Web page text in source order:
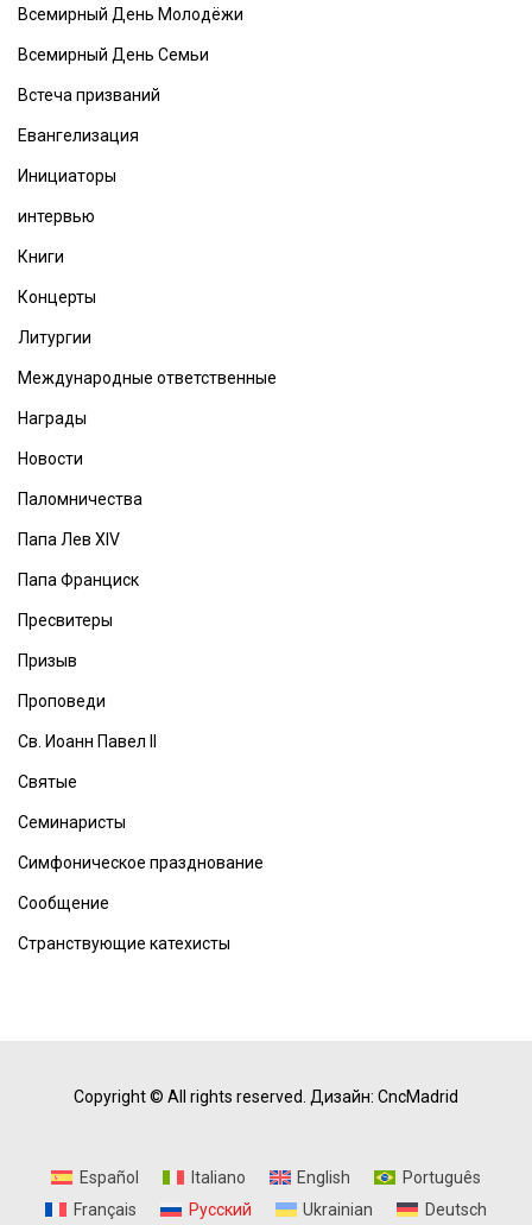
Всемирный День Молодёжи
Всемирный День Семьи
Встеча призваний
Евангелизация
Инициаторы
интервью
Книги
Концерты
Литургии
Международные ответственные
Награды
Новости
Паломничества
Папа Лев XIV
Папа Франциск
Пресвитеры
Призыв
Проповеди
Св. Иоанн Павел II
Святые
Семинаристы
Симфоническое празднование
Сообщение
Странствующие катехисты
Copyright © All rights reserved. Дизайн: CncMadrid
Español Italiano English
Português
Français
Русский Ukrainian Deutsch